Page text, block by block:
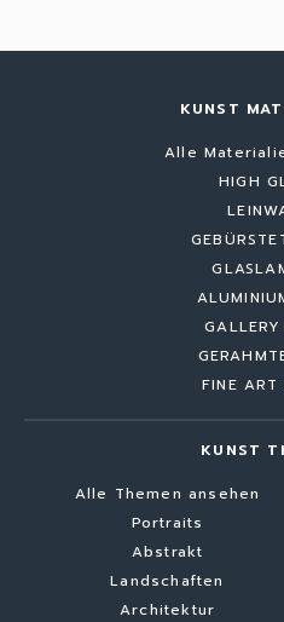
KUNST
Alle
HIGH
FINE ART
KUNST
Alle Themen ansehen
Portraits
Abstrakt
Landschaften
Architektur